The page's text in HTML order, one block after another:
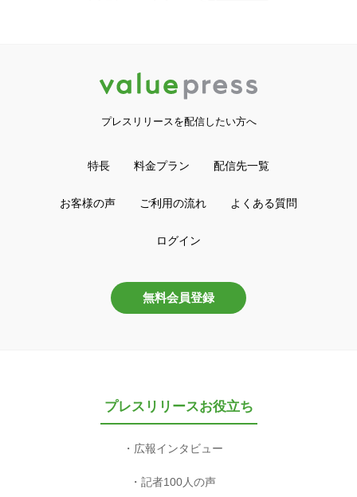
プレスリリースを配信したい方へ
特長 料金プラン 配信先一覧
お客様の声 ご利用の流れ よくある質問
ログイン
無料会員登録
プレスリリースお役立ち
広報インタビュー
記者100人の声